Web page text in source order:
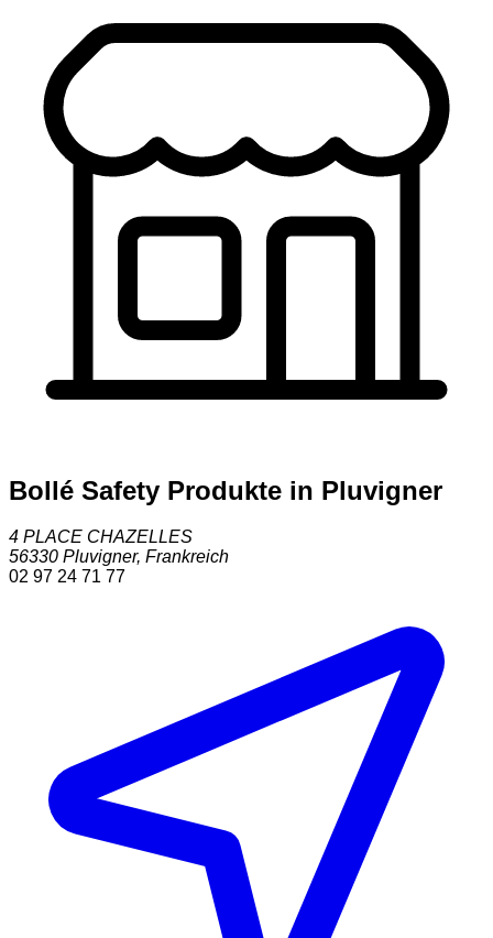
Bollé Safety Produkte in Pluvigner
4 PLACE CHAZELLES
56330 Pluvigner, Frankreich
02 97 24 71 77